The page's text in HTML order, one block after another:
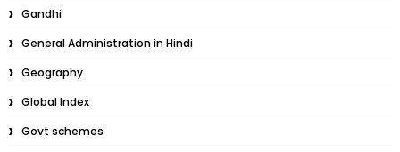
Gandhi
General Administration in Hindi
Geography
Global Index
Govt schemes